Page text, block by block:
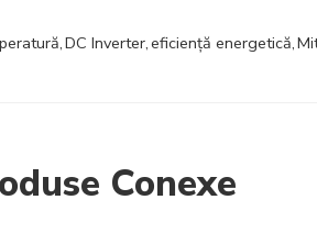
,DC Inverter,eficiență energetică,
Conexe